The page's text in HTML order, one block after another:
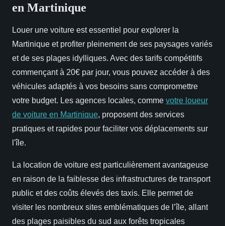
en Martinique
Louer une voiture est essentiel pour explorer la
Martinique et profiter pleinement de ses paysages variés
et de ses plages idylliques. Avec des tarifs compétitifs
commençant à 20€ par jour, vous pouvez accéder à des
véhicules adaptés à vos besoins sans compromettre
votre budget. Les agences locales, comme votre loueur
de voiture en Martinique, proposent des services
pratiques et rapides pour faciliter vos déplacements sur
l'île.
La location de voiture est particulièrement avantageuse
en raison de la faiblesse des infrastructures de transport
public et des coûts élevés des taxis. Elle permet de
visiter les nombreux sites emblématiques de l’île, allant
des plages paisibles du sud aux forêts tropicales